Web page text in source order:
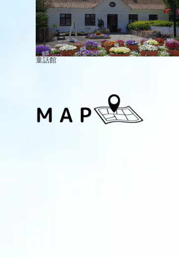
童話館